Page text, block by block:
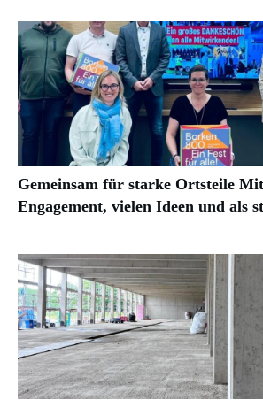
Gemeinsam für starke Ortsteile
Engagement, vielen Ideen und als